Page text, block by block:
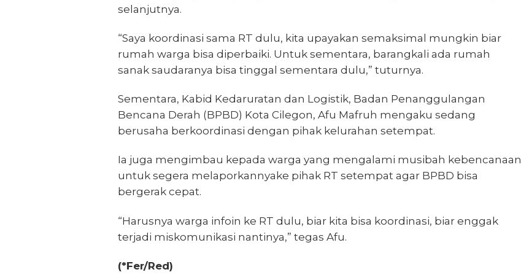
selanjutnya.
“Saya koordinasi sama RT dulu, kita upayakan semaksimal mungkin biar
rumah warga bisa diperbaiki. Untuk sementara, barangkali ada rumah
sanak saudaranya bisa tinggal sementara dulu,” tuturnya.
Sementara, Kabid Kedaruratan dan Logistik, Badan Penanggulangan
Bencana Derah (BPBD) Kota Cilegon, Afu Mafruh mengaku sedang
berusaha berkoordinasi dengan pihak kelurahan setempat.
Ia juga mengimbau kepada warga yang mengalami musibah kebencanaan
untuk segera melaporkannyake pihak RT setempat agar BPBD bisa
bergerak cepat.
“Harusnya warga infoin ke RT dulu, biar kita bisa koordinasi, biar enggak
terjadi miskomunikasi nantinya,” tegas Afu.
(*Fer/Red)